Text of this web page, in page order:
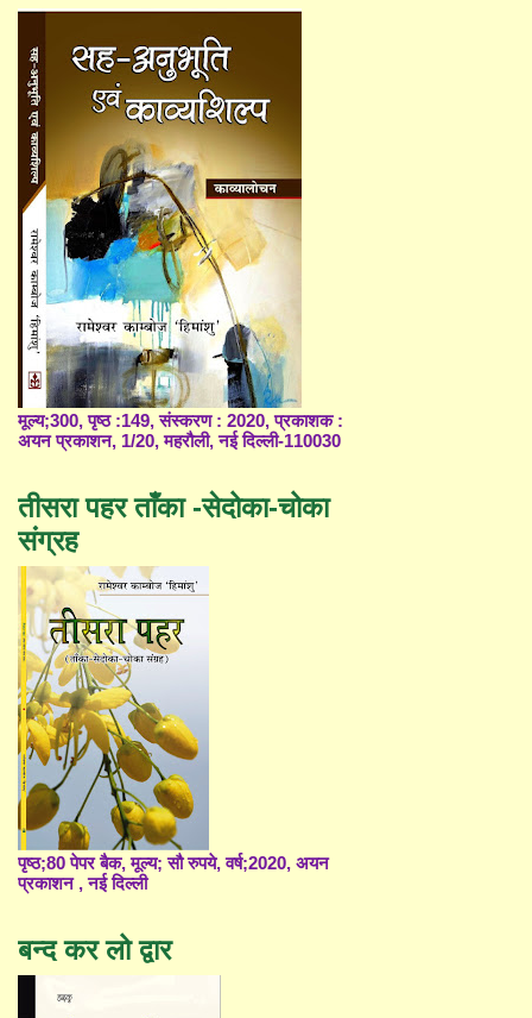
मूल्य;300, पृष्ठ :149, संस्करण : 2020, प्रकाशक :
अयन प्रकाशन, 1/20, महरौली, नई दिल्ली-110030
तीसरा पहर ताँका -सेदोका-चोका
संग्रह
पृष्ठ;80 पेपर बैक, मूल्य; सौ रुपये, वर्ष;2020, अयन
प्रकाशन , नई दिल्ली
बन्द कर लो द्वार